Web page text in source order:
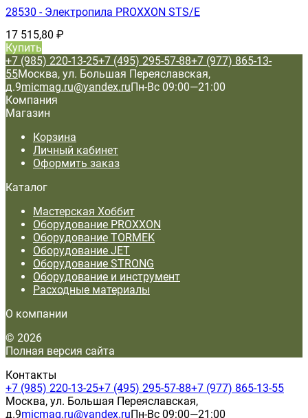
28530 - Электропила PROXXON STS/E
17 515,80 ₽
Купить
+7 (985) 220-13-25+7 (495) 295-57-88+7 (977) 865-13-
55Москва, ул. Большая Переяславская,
д.9micmag.ru@yandex.ruПн-Вс 09:00—21:00
Компания
Магазин
Корзина
Личный кабинет
Оформить заказ
Каталог
Мастерская Хоббит
Оборудование PROXXON
Оборудование TORMEK
Оборудование JET
Оборудование STRONG
Оборудование и инструмент
Расходные материалы
О компании
© 2026
Полная версия сайта
Контакты
+7 (985) 220-13-25+7 (495) 295-57-88+7 (977) 865-13-55
Москва, ул. Большая Переяславская,
д.9micmag.ru@yandex.ruПн-Вс 09:00—21:00